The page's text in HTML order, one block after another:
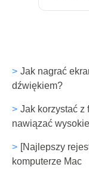
wideo
Jak nagrać
dźwiękiem?
Jak korzystać z
nawiązać
[Najlepszy
komputerze Mac